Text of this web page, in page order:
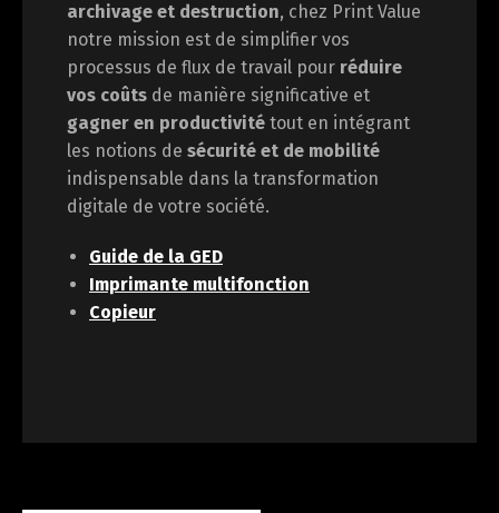
archivage et destruction, chez Print Value
notre mission est de simplifier vos
processus de flux de travail pour réduire
vos coûts de manière significative et
gagner en productivité tout en intégrant
les notions de sécurité et de mobilité
indispensable dans la transformation
digitale de votre société.
Guide de la GED
Imprimante multifonction
Copieur